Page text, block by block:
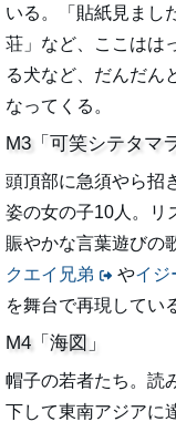
いる。「貼紙見まし
荘」など、ここはは
る犬など、だんだん
なってくる。
M3「可笑シテタマ
頭頂部に急須やら招
姿の女の子10人。リ
賑やかな言葉遊びの
クエイ兄弟
やイジ
を舞台で再現してい
M4「海図」
帽子の若者たち。読
下して東南アジアに